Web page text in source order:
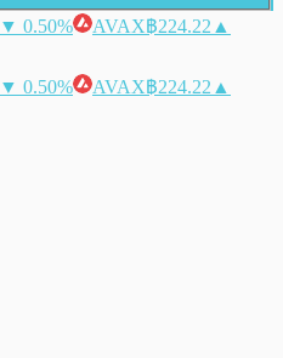
▼ 0.50% AVAX฿224.22 ▲
▼ 0.50% AVAX฿224.22 ▲